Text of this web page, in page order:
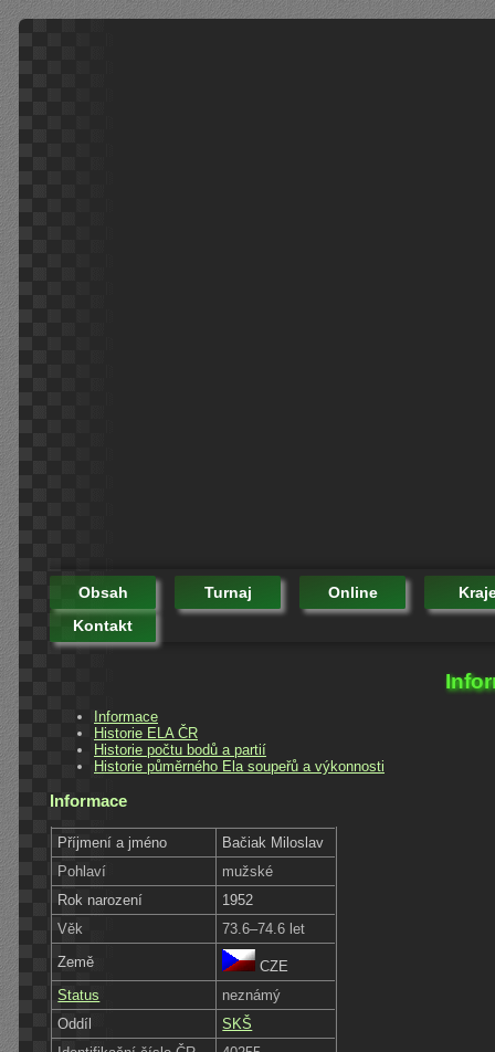
Obsah Turnaj Online
Kontakt
Informace
Historie ELA ČR
Historie počtu bodů a partií
Historie půměrného Ela soupeřů a výkonnosti
Informace
Příjmení a jméno
Bačiak Miloslav
Pohlaví
mužské
Rok narození
1952
Věk
73.6–74.6 let
Země
CZE
Status
neznámý
Oddíl
SKŠ